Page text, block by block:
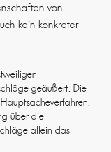
von
kein konkreter
geäußert. Die
über die
allein das